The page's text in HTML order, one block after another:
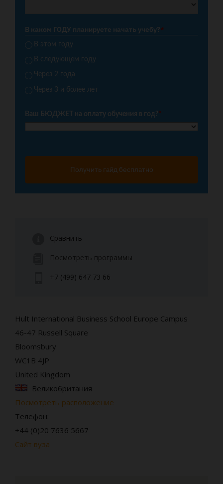
В каком ГОДУ планируете начать учебу?*
В этом году
В следующем году
Через 2 года
Через 3 и более лет
Ваш БЮДЖЕТ на оплату обучения в год?*
Получить гайд бесплатно
Сравнить
Посмотреть программы
+7 (499) 647 73 66
Hult International Business School Europe Campus
46-47 Russell Square
Bloomsbury
WC1B 4JP
United Kingdom
Великобритания
Посмотреть расположение
Телефон:
+44 (0)20 7636 5667
Сайт вуза